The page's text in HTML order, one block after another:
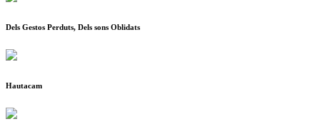
Dels Gestos Perduts, Dels sons Oblidats
Hautacam